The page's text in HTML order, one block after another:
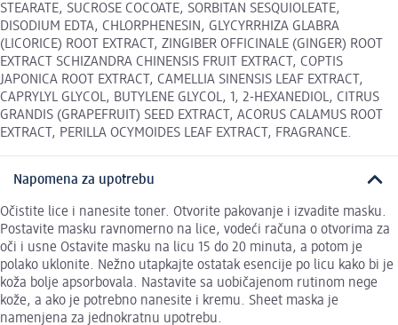
STEARATE, SUCROSE COCOATE, SORBITAN SESQUIOLEATE,
DISODIUM EDTA, CHLORPHENESIN, GLYCYRRHIZA GLABRA
(LICORICE) ROOT EXTRACT, ZINGIBER OFFICINALE (GINGER) ROOT
EXTRACT SCHIZANDRA CHINENSIS FRUIT EXTRACT, COPTIS
JAPONICA ROOT EXTRACT, CAMELLIA SINENSIS LEAF EXTRACT,
CAPRYLYL GLYCOL, BUTYLENE GLYCOL, 1, 2-HEXANEDIOL, CITRUS
GRANDIS (GRAPEFRUIT) SEED EXTRACT, ACORUS CALAMUS ROOT
EXTRACT, PERILLA OCYMOIDES LEAF EXTRACT, FRAGRANCE.
Napomena za upotrebu
Očistite lice i nanesite toner. Otvorite pakovanje i izvadite masku.
Postavite masku ravnomerno na lice, vodeći računa o otvorima za
oči i usne Ostavite masku na licu 15 do 20 minuta, a potom je
polako uklonite. Nežno utapkajte ostatak esencije po licu kako bi je
koža bolje apsorbovala. Nastavite sa uobičajenom rutinom nege
kože, a ako je potrebno nanesite i kremu. Sheet maska je
namenjena za jednokratnu upotrebu.